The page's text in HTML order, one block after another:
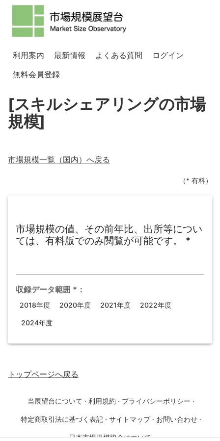
利用案内 最新情報 よくある質問
ログイン
無料会員登録
[スキルシェアリングの市場
規模]
市場規模一覧（国内）へ戻る
（* 有料）
市場規模の値、その前年比、出所等につい
ては、有料版でのみ閲覧が可能です。
*
収録データ範囲 * ：
2018年度 2020年度 2021年度 2022年度
2024年度
トップページへ戻る
当展望台について · 利用規約 · プライバシーポリシー ·
特定商取引法に基づく表記 · サイトマップ · お問い合わせ ·
日本市場規模協会について